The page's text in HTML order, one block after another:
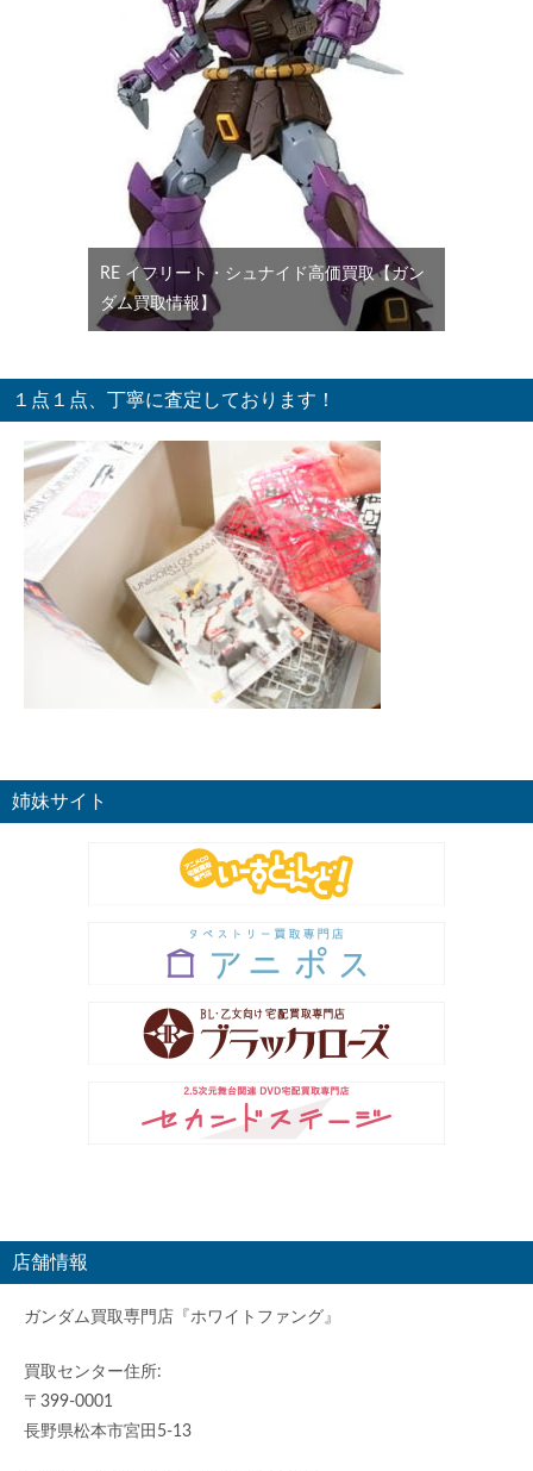
RE イフリート・シュナイド高価買取【ガン
ダム買取情報】
１点１点、丁寧に査定しております！
姉妹サイト
店舗情報
ガンダム買取専門店『ホワイトファング』
買取センター住所:
〒399-0001
長野県松本市宮田5-13